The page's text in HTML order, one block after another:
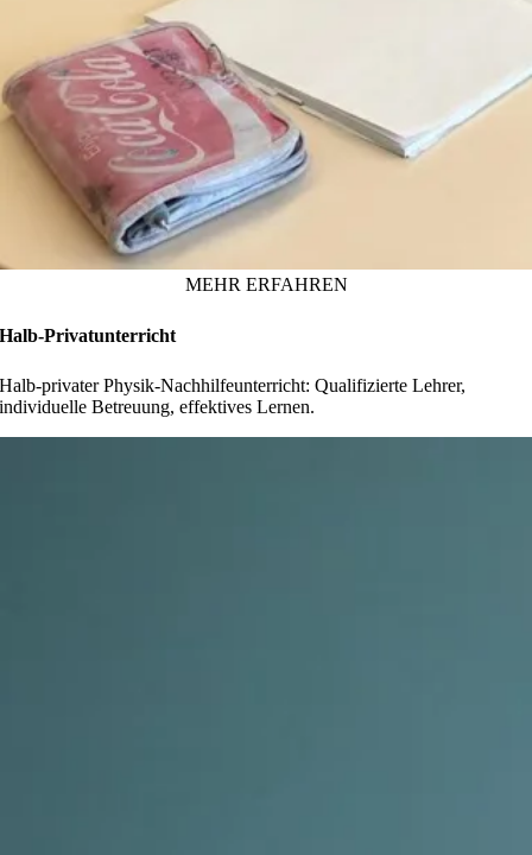
MEHR ERFAHREN
Halb-Privatunterricht
Halb-privater Physik-Nachhilfeunterricht: Qualifizierte Lehrer,
individuelle Betreuung, effektives Lernen.